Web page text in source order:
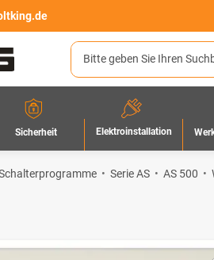
Sicherheit Elektroinstallation
Serie AS AS 500